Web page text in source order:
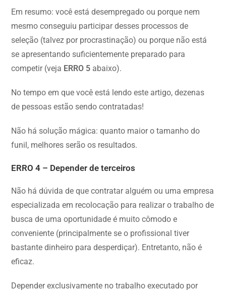
Em resumo: você está desempregado ou porque nem
mesmo conseguiu participar desses processos de
seleção (talvez por procrastinação) ou porque não está
se apresentando suficientemente preparado para
competir (veja ERRO 5 abaixo).
No tempo em que você está lendo este artigo, dezenas
de pessoas estão sendo contratadas!
Não há solução mágica: quanto maior o tamanho do
funil, melhores serão os resultados.
ERRO 4 – Depender de terceiros
Não há dúvida de que contratar alguém ou uma empresa
especializada em recolocação para realizar o trabalho de
busca de uma oportunidade é muito cômodo e
conveniente (principalmente se o profissional tiver
bastante dinheiro para desperdiçar). Entretanto, não é
eficaz.
Depender exclusivamente no trabalho executado por